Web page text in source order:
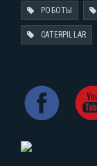
РОБОТЫ
CATERPILLAR